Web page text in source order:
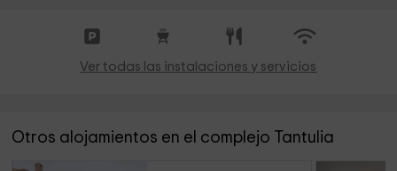
Ver todas las instalaciones y servicios
Otros alojamientos en el complejo Tantulia